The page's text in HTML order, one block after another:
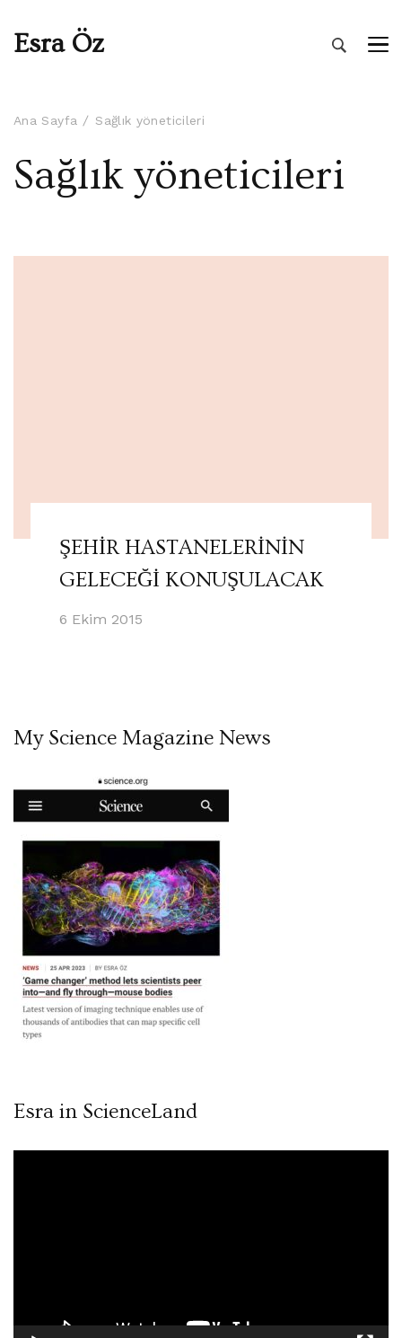
Esra Öz
Ana Sayfa Sağlık yöneticileri
Sağlık yöneticileri
ŞEHİR HASTANELERİNİN
GELECEĞİ KONUŞULACAK
6 Ekim 2015
My Science Magazine News
Esra in ScienceLand